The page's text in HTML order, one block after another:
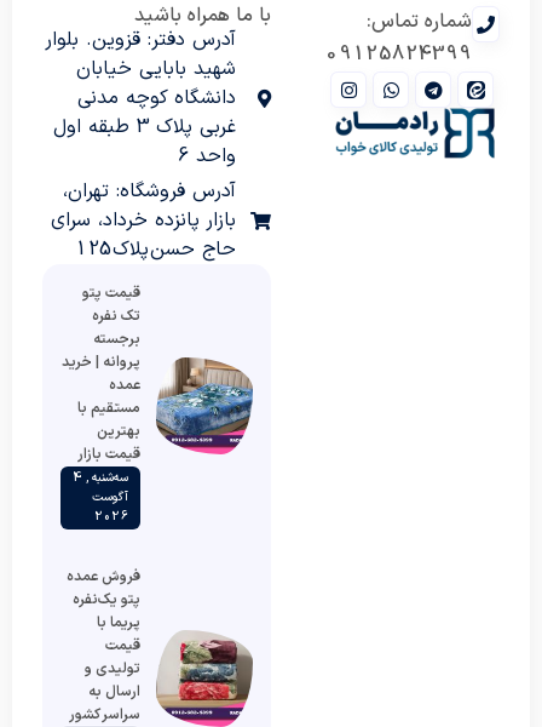
شماره تماس:
09125824399
با ما همراه باشید
آدرس دفتر: قزوین. بلوار
شهید بابایی خیابان
دانشگاه کوچه مدنی
غربی پلاک 3 طبقه اول
واحد 6
آدرس فروشگاه: تهران،
بازار پانزده خرداد، سرای
حاج حسن پلاک 125
قیمت پتو
تک نفره
برجسته
پروانه | خرید
عمده
مستقیم با
بهترین
قیمت بازار
سه‌شنبه , 4
آگوست
2026
فروش عمده
پتو یک‌نفره
پریما با
قیمت
تولیدی و
ارسال به
سراسر کشور